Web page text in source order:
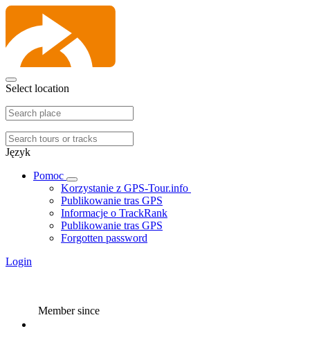
Select location
Język
Pomoc
Korzystanie z GPS-Tour.info
Publikowanie tras GPS
Informacje o TrackRank
Publikowanie tras GPS
Forgotten password
Login
Member since